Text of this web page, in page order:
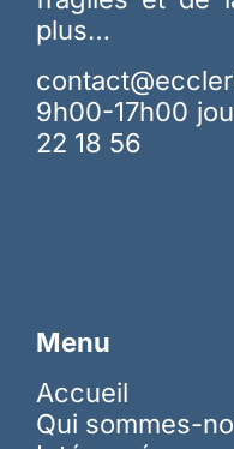
plus…
9h00-17h00
22 18 56
Menu
Accueil
Qui sommes-